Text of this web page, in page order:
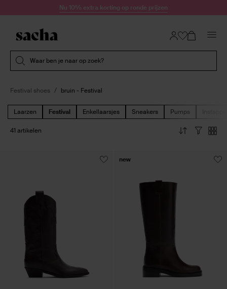
Doorgaan naar artikelNu 10% extra korting op ronde prijzen
Waar ben je naar op zoek?
Festival shoes bruin - Festival
Laarzen Festival Enkellaarsjes Sneakers Pumps
41 artikelen
new